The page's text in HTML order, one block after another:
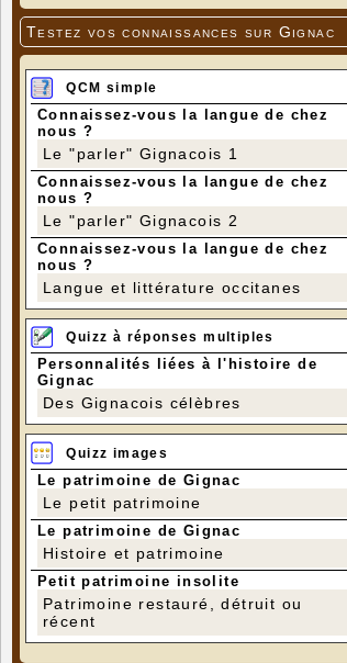
Testez vos connaissances sur Gignac
QCM simple
Connaissez-vous la langue de chez
nous ?
Le "parler" Gignacois 1
Connaissez-vous la langue de chez
nous ?
Le "parler" Gignacois 2
Connaissez-vous la langue de chez
nous ?
Langue et littérature occitanes
Quizz à réponses multiples
Personnalités liées à l'histoire de
Gignac
Des Gignacois célèbres
Quizz images
Le patrimoine de Gignac
Le petit patrimoine
Le patrimoine de Gignac
Histoire et patrimoine
Petit patrimoine insolite
Patrimoine restauré, détruit ou
récent